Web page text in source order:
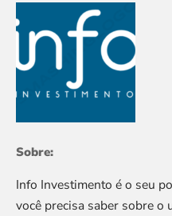
Sobre:
Info Investimento é o seu
você precisa saber sobre